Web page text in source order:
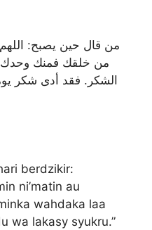
من قال حين يصبح:
من خلقك فمنك وحدك
الشكر. فقد أدى شكر
berdzikir:
ni’matin au
wahdaka laa
wa lakasy syukru.”